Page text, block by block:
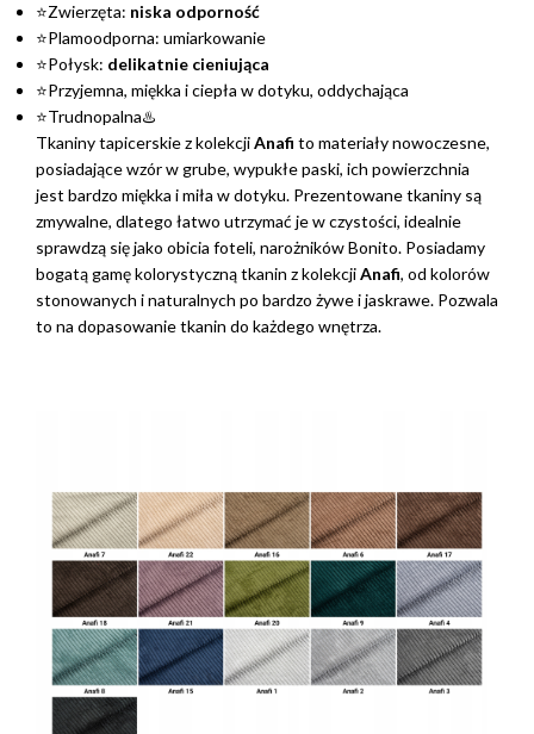
⭐Zwierzęta: niska odporność
⭐Plamoodporna: umiarkowanie
⭐Połysk: delikatnie cieniująca
⭐Przyjemna, miękka i ciepła w dotyku, oddychająca
⭐Trudnopalna♨️
Tkaniny tapicerskie z kolekcjiAnafi to materiały nowoczesne,
posiadające wzór w grube, wypukłe paski, ich powierzchnia
jest bardzo miękka i miła w dotyku. Prezentowane tkaniny są
zmywalne, dlatego łatwo utrzymać je w czystości, idealnie
sprawdzą się jako obicia foteli, narożników Bonito. Posiadamy
bogatą gamę kolorystyczną tkanin z kolekcjiAnafi, od kolorów
stonowanych i naturalnych po bardzo żywe i jaskrawe. Pozwala
to na dopasowanie tkanin do każdego wnętrza.